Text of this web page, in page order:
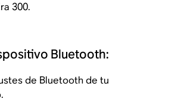
300.
Bluetooth:
de Bluetooth de tu